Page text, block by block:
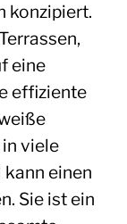
konzipiert.
eine
effiziente
viele
einen
Sie ist ein